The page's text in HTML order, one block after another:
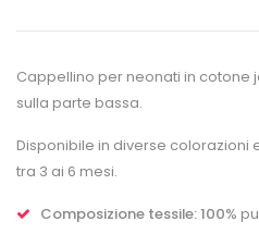
Cappellino per neonati in cotone
sulla parte bassa.
Disponibile in diverse colorazioni
tra 3 ai 6 mesi.
Composizione tessile: 100%